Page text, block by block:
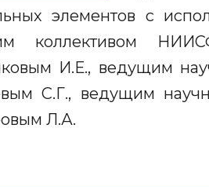
элементов с
коллективом
И.Е., ведущим
С.Г., ведущим
Л.А.